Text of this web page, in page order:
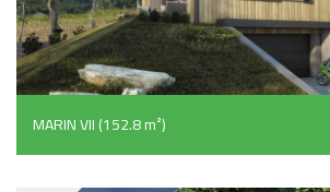
MARIN VII (152.8 m²)